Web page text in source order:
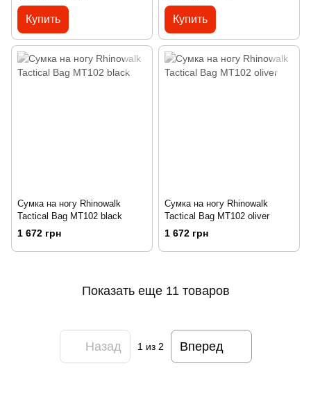
Купить Купить
Сумка на ногу Rhinowalk
Tactical Bag MT102 black
1 672 грн
Сумка на ногу Rhinowalk
Tactical Bag MT102 oliver
1 672 грн
Показать еще 11 товаров
Назад 1из 2 Вперед